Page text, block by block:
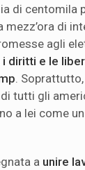
di centomila
mezz’ora di
agli
diritti e le
.
tutti gli
a lei come
a unire